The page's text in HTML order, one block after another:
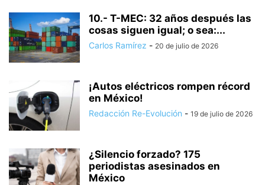
10.- T-MEC: 32 años después las
cosas siguen igual; o sea:...
Carlos Ramírez - 20 de julio de 2026
¡Autos eléctricos rompen récord
en México!
Redacción Re-Evolución - 19 de julio de 2026
¿Silencio forzado? 175
periodistas asesinados en
México